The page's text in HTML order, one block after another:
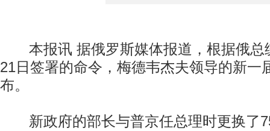
本报讯 据俄罗斯媒体报道，根据俄总
21日签署的命令，梅德韦杰夫领导的新一
布。
新政府的部长与普京任总理时更换了